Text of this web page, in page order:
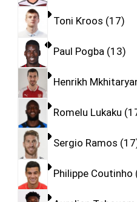
Toni Kroos 17
Paul Pogba 13
Henrikh
Romelu Lukaku
Sergio Ramos 17
Philippe Coutinho